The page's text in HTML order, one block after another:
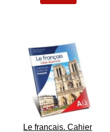
31
Le francais. Cahier